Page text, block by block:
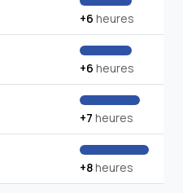
+6 heures
+6 heures
+7 heures
+8heures